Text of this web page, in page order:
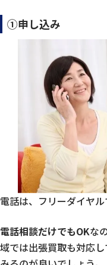
①申し込み
電話は、フリーダイヤル
電話相談だけでもOKな
域では出張買取も対応